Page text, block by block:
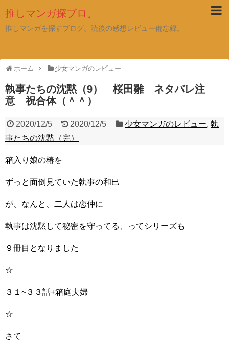
推しマンガ探ブロ。
推しマンガを探すブログ。読後の感想レビュー備忘録。
ホーム 少女マンガのレビュー
執事たちの沈黙（9） 桜田雛 ネタバレ注
意 祝合体（＾＾）
2020/12/5 2020/12/5 少女マンガのレビュー,執
事たちの沈黙（完）
箱入り娘の椿を
ずっと面倒見ていた執事の和巳
が、なんと、二人は恋仲に
執事は沈黙して秘密を守ってる、ってシリーズも
９冊目となりました
☆
３１~３３話+箱庭夫婦
☆
さて